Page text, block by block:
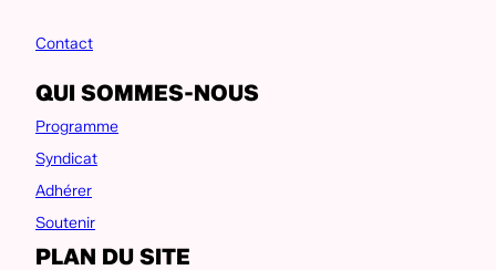
Contact
QUI SOMMES-NOUS
Programme
Syndicat
Adhérer
Soutenir
PLAN DU SITE